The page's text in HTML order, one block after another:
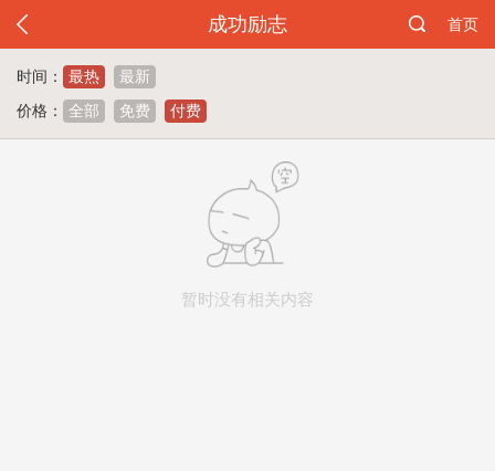
成功励志 首页
时间： 最热
最新
价格：
全部 免费 付费
暂时没有相关内容